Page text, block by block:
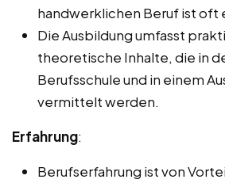
handwerklichen Beruf ist oft
Die Ausbildung umfasst
theoretische Inhalte, die in
Berufsschule und in einem
vermittelt werden.
Erfahrung:
Berufserfahrung ist von